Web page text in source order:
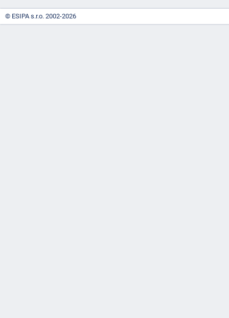
© ESIPA s.r.o. 2002-2026